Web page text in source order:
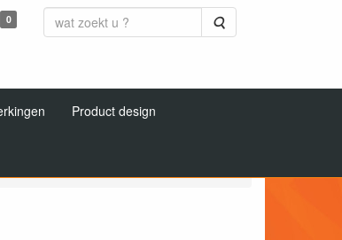
0 Zoeken
Product design